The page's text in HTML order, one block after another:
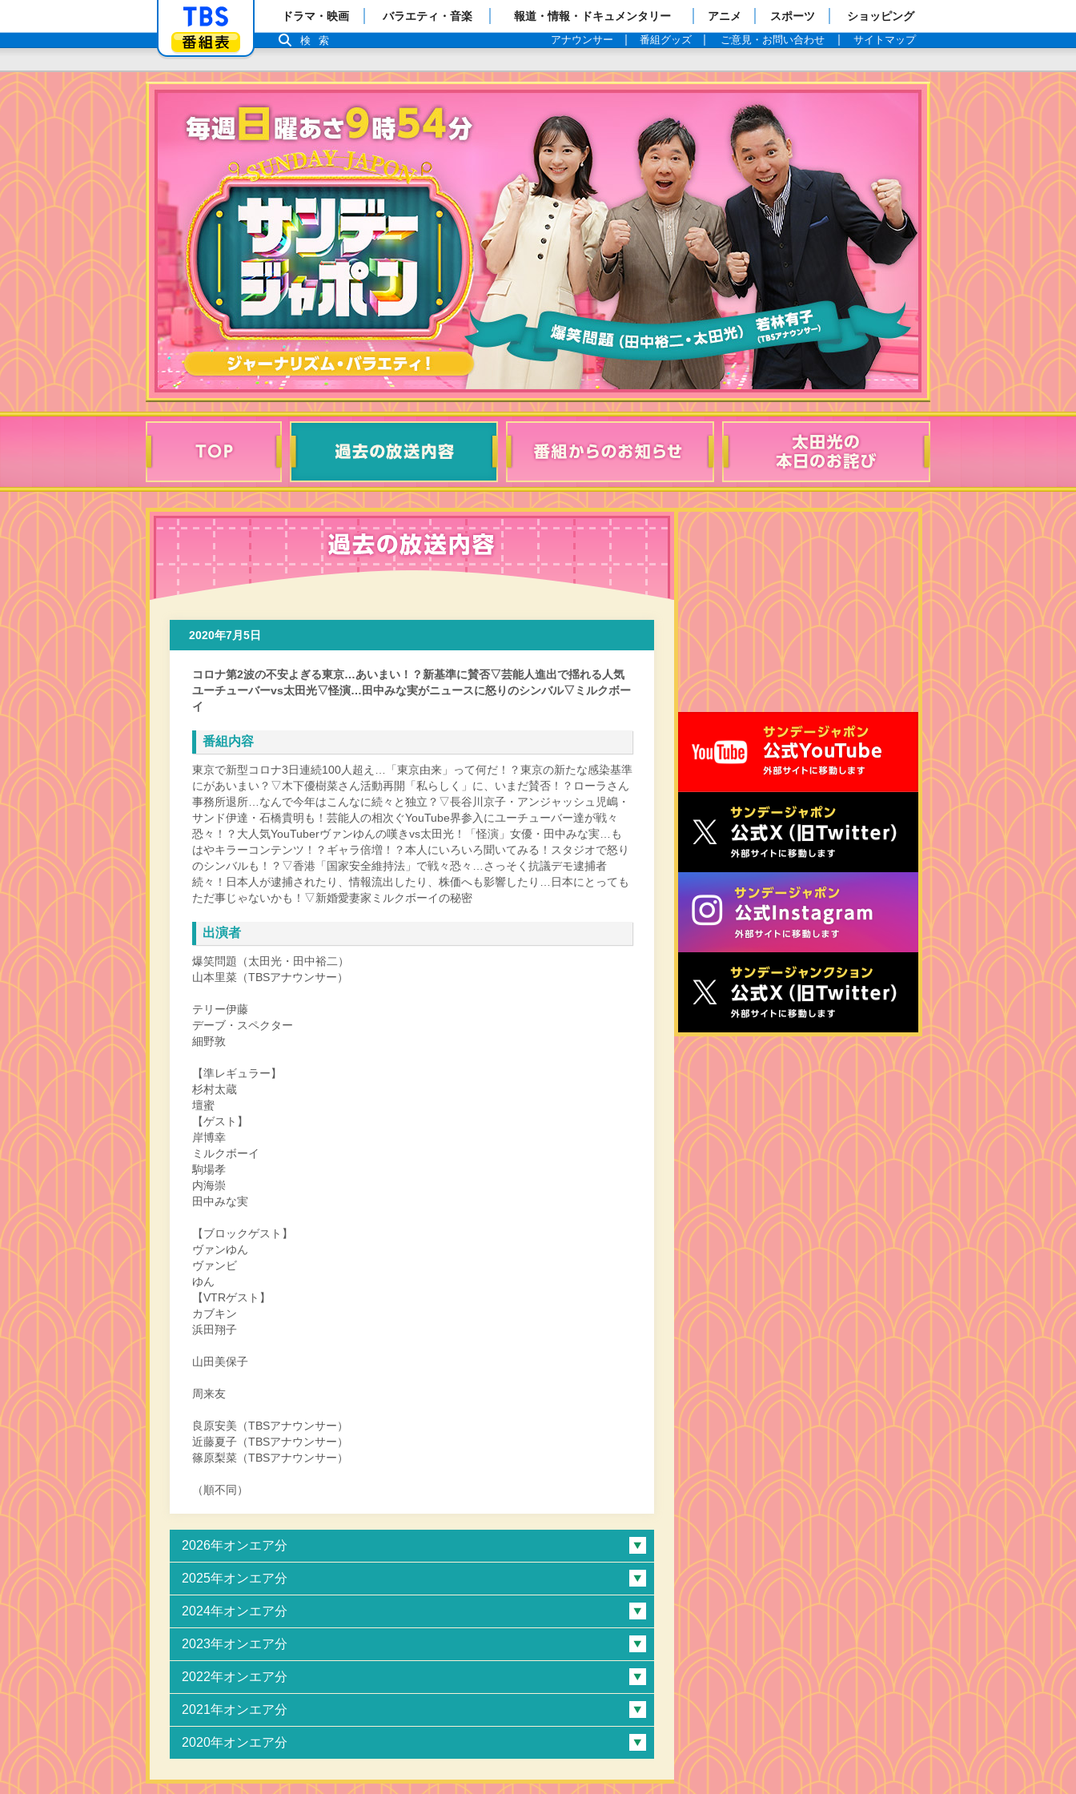
「TBSテレビ」トップページ
番組表
ドラマ・映画 バラエティ・音楽 報道・情報・ドキュメンタリー アニメ スポーツ ショッピング
アナウンサー 番組グッズ ご意見・お問い合わせ サイトマップ
検索
2020年7月5日
コロナ第2波の不安よぎる東京…あいまい！？新基準に賛否▽芸能人進出で揺れる人気
ユーチューバーvs太田光▽怪演…田中みな実がニュースに怒りのシンバル▽ミルクボー
イ
番組内容
東京で新型コロナ3日連続100人超え…「東京由来」って何だ！？東京の新たな感染基準
にがあいまい？▽木下優樹菜さん活動再開「私らしく」に、いまだ賛否！？ローラさん
事務所退所…なんで今年はこんなに続々と独立？▽長谷川京子・アンジャッシュ児嶋・
サンド伊達・石橋貴明も！芸能人の相次ぐYouTube界参入にユーチューバー達が戦々
恐々！？大人気YouTuberヴァンゆんの嘆きvs太田光！「怪演」女優・田中みな実…も
はやキラーコンテンツ！？ギャラ倍増！？本人にいろいろ聞いてみる！スタジオで怒り
のシンバルも！？▽香港「国家安全維持法」で戦々恐々…さっそく抗議デモ逮捕者
続々！日本人が逮捕されたり、情報流出したり、株価へも影響したり…日本にとっても
ただ事じゃないかも！▽新婚愛妻家ミルクボーイの秘密
出演者
爆笑問題（太田光・田中裕二）
山本里菜（TBSアナウンサー）
テリー伊藤
デーブ・スペクター
細野敦
【準レギュラー】
杉村太蔵
壇蜜
【ゲスト】
岸博幸
ミルクボーイ
駒場孝
内海崇
田中みな実
【ブロックゲスト】
ヴァンゆん
ヴァンビ
ゆん
【VTRゲスト】
カブキン
浜田翔子
山田美保子
周来友
良原安美（TBSアナウンサー）
近藤夏子（TBSアナウンサー）
篠原梨菜（TBSアナウンサー）
（順不同）
2026年オンエア分
2025年オンエア分
2024年オンエア分
2023年オンエア分
2022年オンエア分
2021年オンエア分
2020年オンエア分